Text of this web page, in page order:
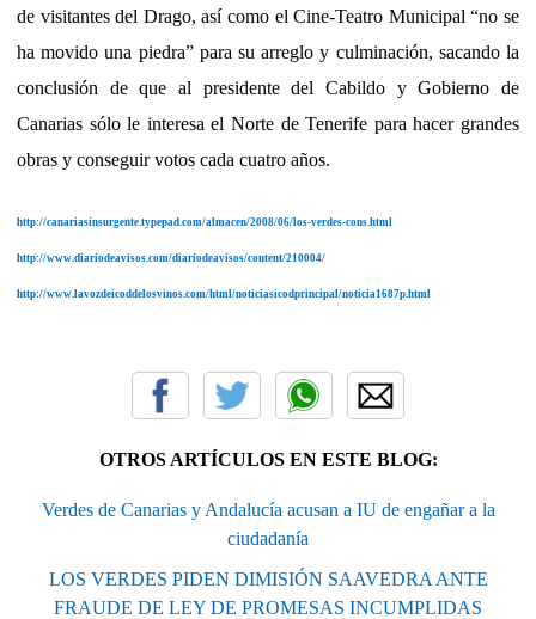
de visitantes del Drago, así como el Cine-Teatro Municipal “no se
ha movido una piedra” para su arreglo y culminación, sacando la
conclusión de que al presidente del Cabildo y Gobierno de
Canarias sólo le interesa el Norte de Tenerife para hacer grandes
obras y conseguir votos cada cuatro años.
http://canariasinsurgente.typepad.com/almacen/2008/06/los-verdes-cons.html
http://www.diariodeavisos.com/diariodeavisos/content/210004/
http://www.lavozdeicoddelosvinos.com/html/noticiasicodprincipal/noticia1687p.html
OTROS ARTÍCULOS EN ESTE BLOG:
Verdes de Canarias y Andalucía acusan a IU de engañar a la
ciudadanía
LOS VERDES PIDEN DIMISIÓN SAAVEDRA ANTE
FRAUDE DE LEY DE PROMESAS INCUMPLIDAS